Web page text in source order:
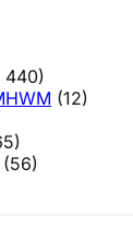
440)
(12)
(56)